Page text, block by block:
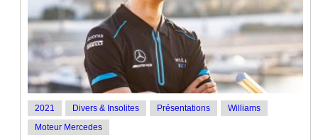
2021 Divers & Insolites Présentations
Williams
Moteur Mercedes